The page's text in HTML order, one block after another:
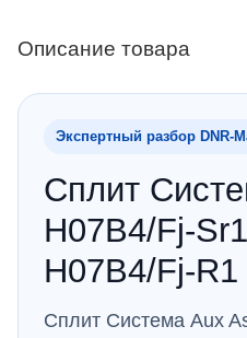
Описание товара
Экспертный разбор
Сплит
H07B4/Fj-
H07B4/Fj-R1
Сплит Система Aux